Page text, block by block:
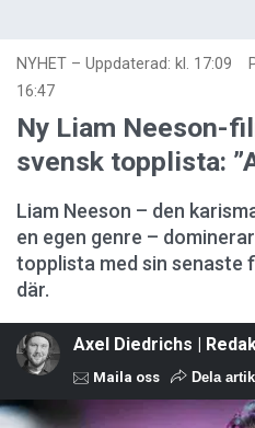
NYHET – Uppdaterad: kl. 17:09
16:47
Ny Liam Neeson-
svensk topplista:
Liam Neeson – den
en egen genre –
topplista med sin senaste
där.
Axel Diedrichs |
Maila oss Dela